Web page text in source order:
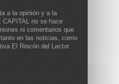
a la opinión y a la
CAPITAL no se hace
ni comentarios que
en las noticias, como
El Rincón del Lector.